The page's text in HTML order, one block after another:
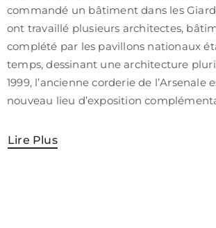
commandé un bâtiment dans les
ont travaillé plusieurs architectes,
complété par les pavillons nationaux
temps, dessinant une architecture
1999, l’ancienne corderie de l’Arsenale
nouveau lieu d’exposition
Lire Plus